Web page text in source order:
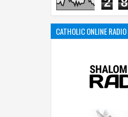
CATHOLIC ONLINE RADIO